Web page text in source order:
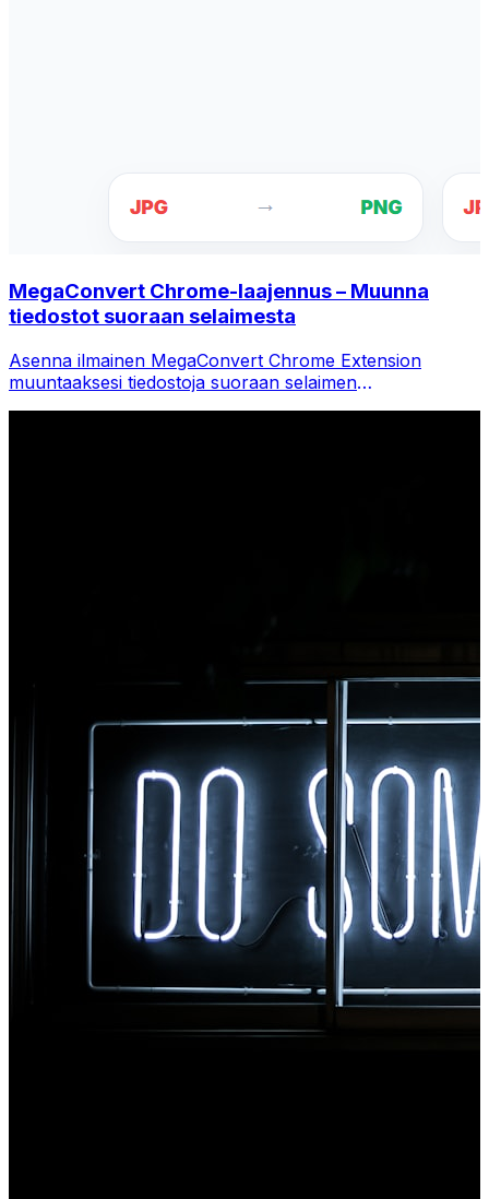
MegaConvert Chrome-laajennus – Muunna
tiedostot suoraan selaimesta
Asenna ilmainen MegaConvert Chrome Extension
muuntaaksesi tiedostoja suoraan selaimen